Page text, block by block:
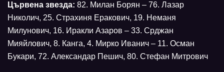
Цървена звезда: 82. Милан Борян – 76. Лазар
Николич, 25. Страхиня Еракович, 19. Неманя
Милунович, 16. Иракли Азаров – 33. Срджан
Мияйлович, 8. Канга, 4. Мирко Иванич – 11. Осман
Букари, 72. Александар Пешич, 80. Стефан Митрович